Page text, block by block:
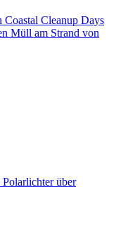
Coastal Cleanup Days
Müll am Strand von
Polarlichter über